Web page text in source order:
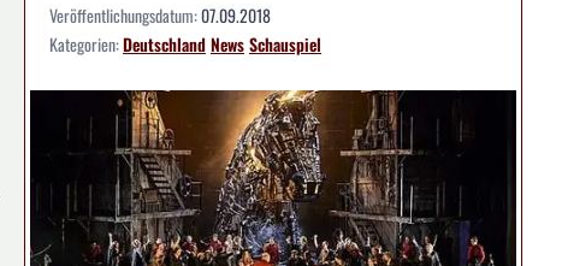
Veröffentlichungsdatum:07.09.2018
Kategorien:DeutschlandNewsSchauspiel